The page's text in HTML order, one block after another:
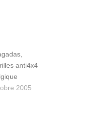
anti4x4
2005